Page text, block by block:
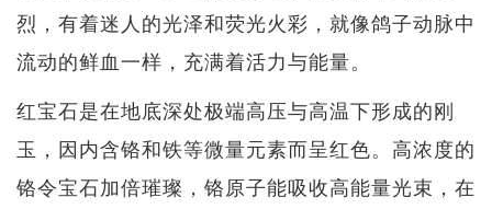
烈，有着迷人的光泽和荧光火彩，就像鸽子动脉中
流动的鲜血一样，充满着活力与能量。
红宝石是在地底深处极端高压与高温下形成的刚
玉，因内含铬和铁等微量元素而呈红色。高浓度的
铬令宝石加倍璀璨，铬原子能吸收高能量光束，在